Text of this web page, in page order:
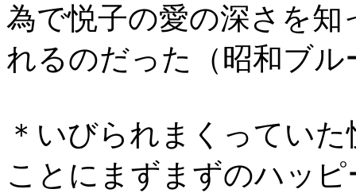
為で悦子の愛の深さを
れるのだった（昭和ブル
＊いびられまくってい
ことにまずまずのハッ